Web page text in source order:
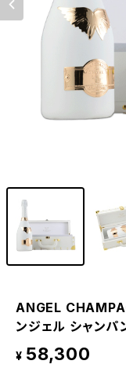
ANGEL
ンジェル シャン
¥ 58,300